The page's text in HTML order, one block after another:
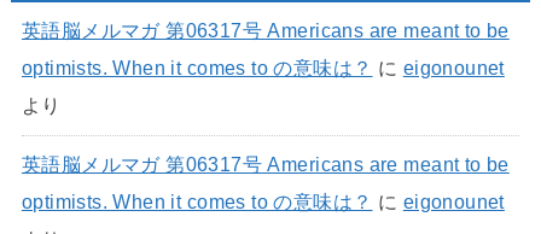
英語脳メルマガ 第06317号 Americans are meant to be
optimists. When it comes to の意味は？ に eigonounet
より
英語脳メルマガ 第06317号 Americans are meant to be
optimists. When it comes to の意味は？ に eigonounet